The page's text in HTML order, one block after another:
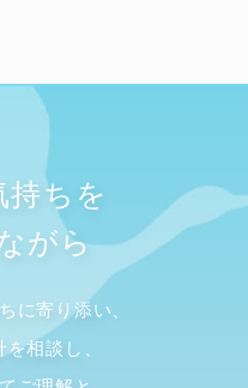
持ちを
がら
に寄り添い、
相談し、